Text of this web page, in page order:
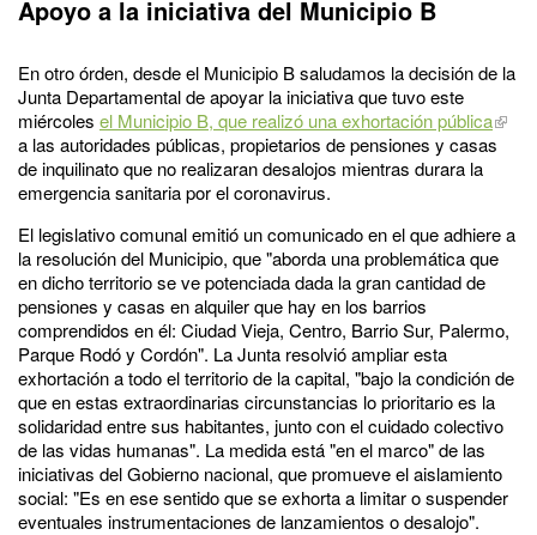
Apoyo a la iniciativa del Municipio B
En otro órden, desde el Municipio B saludamos la decisión de la
Junta Departamental de apoyar la iniciativa que tuvo este
miércoles el Municipio B, que realizó una exhortación pública
a las autoridades públicas, propietarios de pensiones y casas
de inquilinato que no realizaran desalojos mientras durara la
emergencia sanitaria por el coronavirus.
El legislativo comunal emitió un comunicado en el que adhiere a
la resolución del Municipio, que "aborda una problemática que
en dicho territorio se ve potenciada dada la gran cantidad de
pensiones y casas en alquiler que hay en los barrios
comprendidos en él: Ciudad Vieja, Centro, Barrio Sur, Palermo,
Parque Rodó y Cordón". La Junta resolvió ampliar esta
exhortación a todo el territorio de la capital, "bajo la condición de
que en estas extraordinarias circunstancias lo prioritario es la
solidaridad entre sus habitantes, junto con el cuidado colectivo
de las vidas humanas". La medida está "en el marco" de las
iniciativas del Gobierno nacional, que promueve el aislamiento
social: "Es en ese sentido que se exhorta a limitar o suspender
eventuales instrumentaciones de lanzamientos o desalojo".